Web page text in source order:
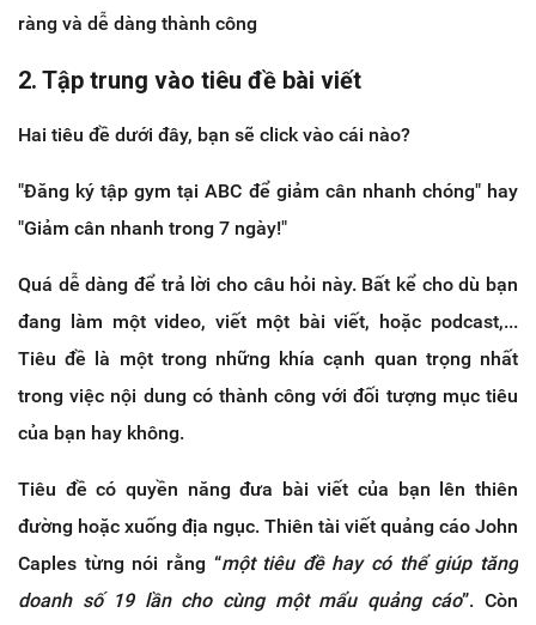
ràng và dễ dàng thành công
2. Tập trung vào tiêu đề bài viết
Hai tiêu đề dưới đây, bạn sẽ click vào cái nào?
"Đăng ký tập gym tại ABC để giảm cân nhanh chóng" hay
"Giảm cân nhanh trong 7 ngày!"
Quá dễ dàng để trả lời cho câu hỏi này. Bất kể cho dù bạn
đang làm một video, viết một bài viết, hoặc podcast,...
Tiêu đề là một trong những khía cạnh quan trọng nhất
trong việc nội dung có thành công với đối tượng mục tiêu
của bạn hay không.
Tiêu đề có quyền năng đưa bài viết của bạn lên thiên
đường hoặc xuống địa ngục. Thiên tài viết quảng cáo John
Caples từng nói rằng “một tiêu đề hay có thể giúp tăng
doanh số 19 lần cho cùng một mẩu quảng cáo”. Còn